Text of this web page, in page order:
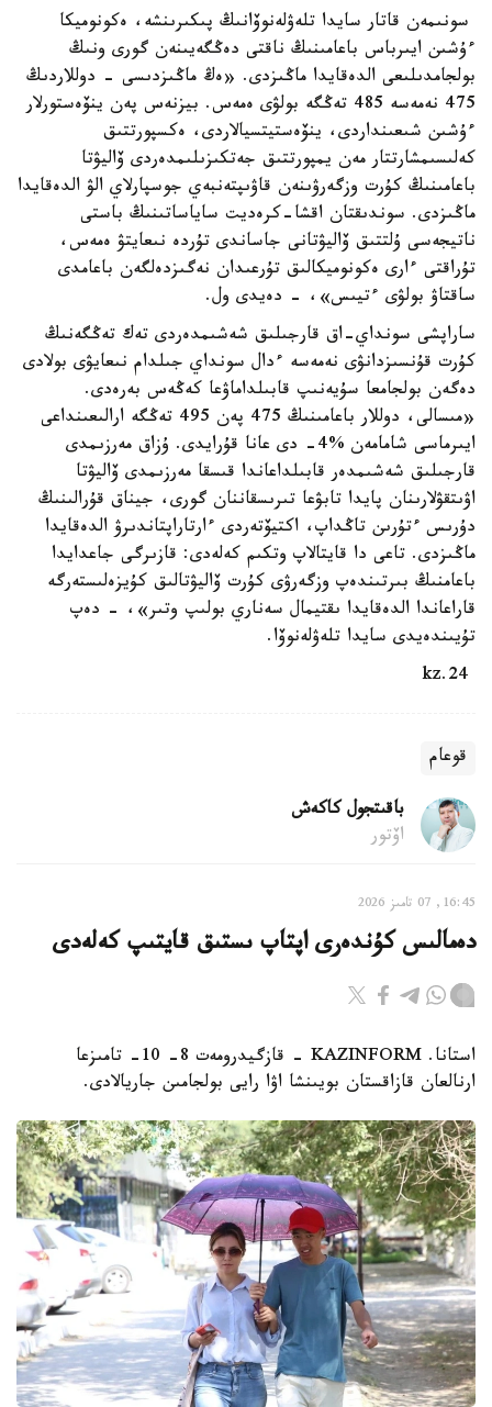
سونىمەن قاتار سايدا تلەۋلەنوۆانىڭ پىكىرىنشە، ەكونوميكا
ءۇشىن ايىرباس باعامىنىڭ ناقتى دەڭگەيىنەن گورى ونىڭ
بولجامدىلىعى الدەقايدا ماڭىزدى. «ەڭ ماڭىزدىسى - دوللاردىڭ
475 نەمەسە 485 تەڭگە بولۋى ەمەس. بيزنەس پەن ينۆەستورلار
ءۇشىن شىعىنداردى، ينۆەستيتسيالاردى، ەكسپورتتىق
كەلىسىمشارتتار مەن يمپورتتىق جەتكىزىلىمدەردى ۆاليۋتا
باعامىنىڭ كۇرت وزگەرۋىنەن قاۋىپتەنبەي جوسپارلاي الۋ الدەقايدا
ماڭىزدى. سوندىقتان اقشا-كرەديت ساياساتىنىڭ باستى
ناتيجەسى ۇلتتىق ۆاليۋتانى جاساندى تۇردە نىعايتۋ ەمەس،
تۇراقتى ءارى ەكونوميكالىق تۇرعىدان نەگىزدەلگەن باعامدى
ساقتاۋ بولۋى ءتيىس»، - دەيدى ول.
ساراپشى سونداي-اق قارجىلىق شەشىمدەردى تەك تەڭگەنىڭ
كۇرت قۇنسىزدانۋى نەمەسە ءدال سونداي جىلدام نىعايۋى بولادى
دەگەن بولجامعا سۇيەنىپ قابىلداماۋعا كەڭەس بەرەدى.
«مىسالى، دوللار باعامىنىڭ 475 پەن 495 تەڭگە ارالىعىنداعى
ايىرماسى شامامەن %4- دى عانا قۇرايدى. ۇزاق مەرزىمدى
قارجىلىق شەشىمدەر قابىلداعاندا قىسقا مەرزىمدى ۆاليۋتا
اۋىتقۋلارىنان پايدا تابۋعا تىرىسقاننان گورى، جيناق قۇرالىنىڭ
دۇرىس ءتۇرىن تاڭداپ، اكتيۆتەردى ءارتاراپتاندىرۋ الدەقايدا
ماڭىزدى. تاعى دا قايتالاپ وتكىم كەلەدى: قازىرگى جاعدايدا
باعامنىڭ بىرتىندەپ وزگەرۋى كۇرت ۆاليۋتالىق كۇيزەلىستەرگە
قاراعاندا الدەقايدا ىقتيمال سەناري بولىپ وتىر»، - دەپ
تۇيىندەيدى سايدا تلەۋلەنوۆا.
قوعام
باقىتجول كاكەش
اۆتور
16:45, 07 تامىز 2026
دەمالىس كۇندەرى اپتاپ ىستىق قايتىپ كەلەدى
استانا. KAZINFORM - قازگيدرومەت 8- 10- تامىزعا
ارنالعان قازاقستان بويىنشا اۋا رايى بولجامىن جاريالادى.